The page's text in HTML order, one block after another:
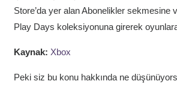
Store’da yer alan Abonelikler sekmesine
Play Days koleksiyonuna girerek
Kaynak: Xbox
Peki siz bu konu hakkında ne